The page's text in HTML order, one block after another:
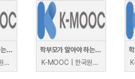
학부모가 알아야 하는 인공지능 교육의 이해
K-MOOC | 한국원격대학협의회 AI융합교육원 이성태
학부모가 알아야 하는 인공지능 교육의 이해
K-MOOC | 한국원격대학협의회 AI융합교육원 이성태